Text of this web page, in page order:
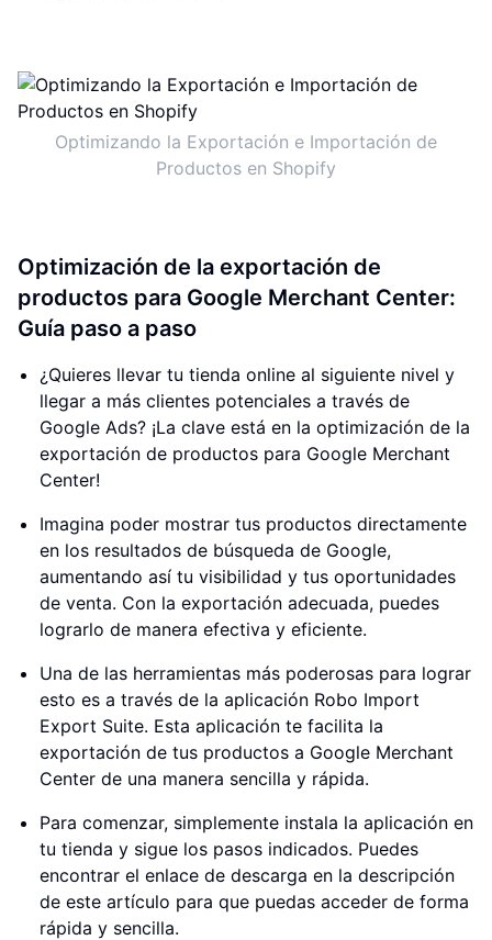
Optimizando la Exportación e Importación de
Productos en Shopify
Optimización de la exportación de
productos para Google Merchant Center:
Guía paso a paso
¿Quieres llevar tu tienda online al siguiente nivel y
llegar a más clientes potenciales a través de
Google Ads? ¡La clave está en la optimización de la
exportación de productos para Google Merchant
Center!
Imagina poder mostrar tus productos directamente
en los resultados de búsqueda de Google,
aumentando así tu visibilidad y tus oportunidades
de venta. Con la exportación adecuada, puedes
lograrlo de manera efectiva y eficiente.
Una de las herramientas más poderosas para lograr
esto es a través de la aplicación Robo Import
Export Suite. Esta aplicación te facilita la
exportación de tus productos a Google Merchant
Center de una manera sencilla y rápida.
Para comenzar, simplemente instala la aplicación en
tu tienda y sigue los pasos indicados. Puedes
encontrar el enlace de descarga en la descripción
de este artículo para que puedas acceder de forma
rápida y sencilla.